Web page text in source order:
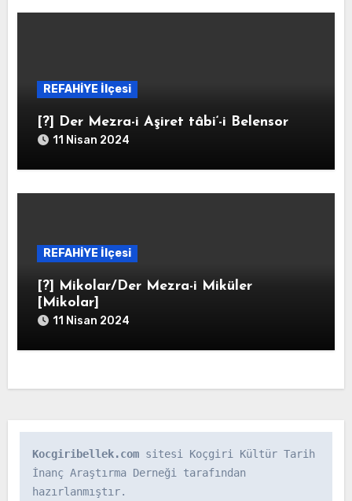
REFAHİYE İlçesi
[?] Der Mezra-i Aşiret tâbi‘-i Belensor
11 Nisan 2024
REFAHİYE İlçesi
[?] Mikolar/Der Mezra-i Miküler
[Mikolar]
11 Nisan 2024
Kocgiribellek.com sitesi Koçgiri Kültür Tarih
İnanç Araştırma Derneği tarafından
hazırlanmıştır.